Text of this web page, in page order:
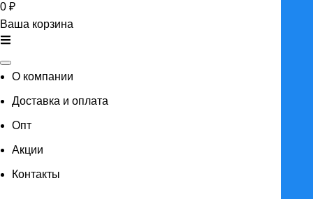
0 ₽
Ваша корзина
О компании
Доставка и оплата
Опт
Акции
Контакты